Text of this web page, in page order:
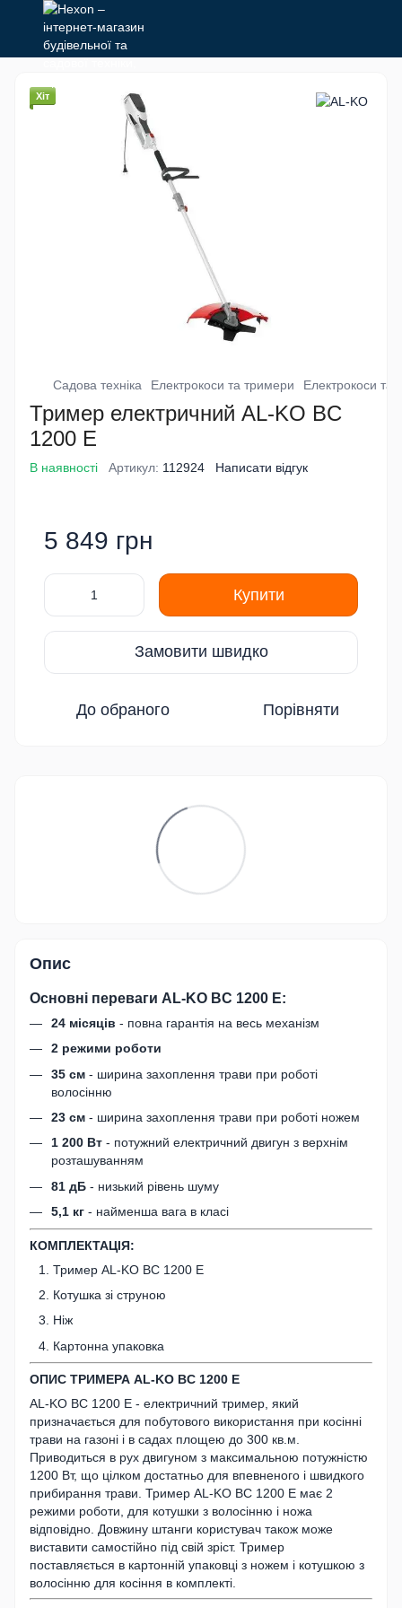
Хіт
Садова техніка Електрокоси та тримери Електрокоси та
Тример електричний AL-KO BC
1200 E
В наявності Артикул: 112924 Написати відгук
5 849 грн
Купити
Замовити швидко
До обраного Порівняти
Опис
Основні переваги AL-KO BC 1200 E:
24 місяців - повна гарантія на весь механізм
2 режими роботи
35 см - ширина захоплення трави при роботі
волосінню
23 см - ширина захоплення трави при роботі ножем
1 200 Вт - потужний електричний двигун з верхнім
розташуванням
81 дБ - низький рівень шуму
5,1 кг - найменша вага в класі
КОМПЛЕКТАЦІЯ:
Тример AL-KO BC 1200 E
Котушка зі струною
Ніж
Картонна упаковка
ОПИС ТРИМЕРА AL-KO BC 1200 E
AL-KO BC 1200 E - електричний тример, який
призначається для побутового використання при косінні
трави на газоні і в садах площею до 300 кв.м.
Приводиться в рух двигуном з максимальною потужністю
1200 Вт, що цілком достатньо для впевненого і швидкого
прибирання трави. Тример AL-KO BC 1200 E має 2
режими роботи, для котушки з волосінню і ножа
відповідно. Довжину штанги користувач також може
виставити самостійно під свій зріст. Тример
поставляється в картонній упаковці з ножем і котушкою з
волосінню для косіння в комплекті.